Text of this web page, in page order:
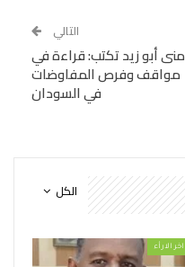
التالي
منى أبو زيد تكتب: قراءة في
مواقف وفرص المفاوضات
في السودان
الكل
اخر الارأء